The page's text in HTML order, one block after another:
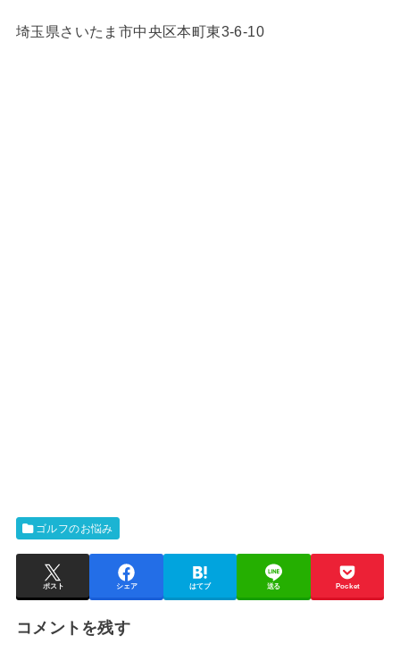
埼玉県さいたま市中央区本町東3-6-10
ゴルフのお悩み
ポスト シェア はてブ 送る Pocket
コメントを残す